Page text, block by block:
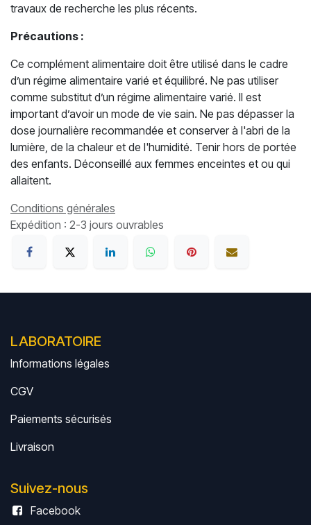
travaux de recherche les plus récents.
Précautions :
Ce complément alimentaire doit être utilisé dans le cadre
d’un régime alimentaire varié et équilibré. Ne pas utiliser
comme substitut d’un régime alimentaire varié. Il est
important d’avoir un mode de vie sain. Ne pas dépasser la
dose journalière recommandée et conserver à l'abri de la
lumière, de la chaleur et de l'humidité. Tenir hors de portée
des enfants. Déconseillé aux femmes enceintes et ou qui
allaitent.
Conditions générales
Expédition : 2-3 jours ouvrables
LABORATOIRE
Informations légales
CGV
Paiements sécurisés
Livraison
Suivez-nous
Facebook